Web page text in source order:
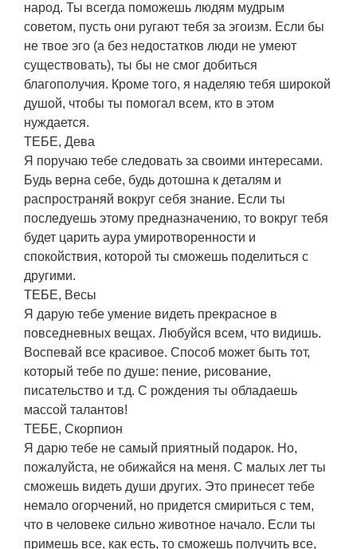
народ. Ты всегда поможешь людям мудрым
советом, пусть они ругают тебя за эгоизм. Если бы
не твое эго (а без недостатков люди не умеют
существовать), ты бы не смог добиться
благополучия. Кроме того, я наделяю тебя широкой
душой, чтобы ты помогал всем, кто в этом
нуждается.
ТЕБЕ, Дева
Я поручаю тебе следовать за своими интересами.
Будь верна себе, будь дотошна к деталям и
распространяй вокруг себя знание. Если ты
последуешь этому предназначению, то вокруг тебя
будет царить аура умиротворенности и
спокойствия, которой ты сможешь поделиться с
другими.
ТЕБЕ, Весы
Я дарую тебе умение видеть прекрасное в
повседневных вещах. Любуйся всем, что видишь.
Воспевай все красивое. Способ может быть тот,
который тебе по душе: пение, рисование,
писательство и т.д. С рождения ты обладаешь
массой талантов!
ТЕБЕ, Скорпион
Я дарю тебе не самый приятный подарок. Но,
пожалуйста, не обижайся на меня. С малых лет ты
сможешь видеть души других. Это принесет тебе
немало огорчений, но придется смириться с тем,
что в человеке сильно животное начало. Если ты
примешь все, как есть, то сможешь получить все,